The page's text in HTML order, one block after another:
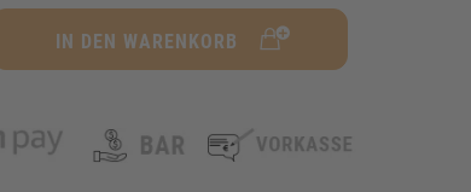
IN DEN WARENKORB